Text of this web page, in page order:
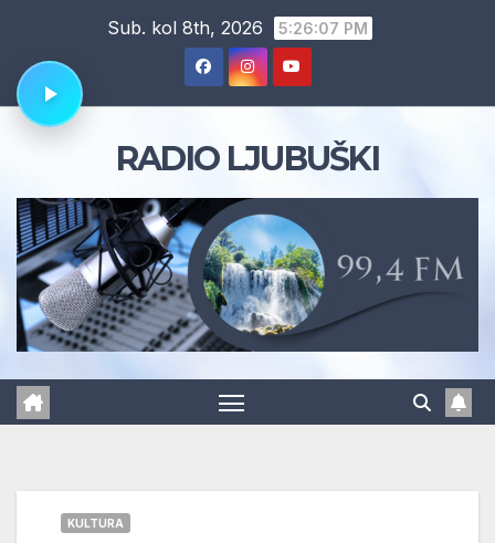
content
Sub. kol 8th, 2026 5:26:08 PM
RADIO LJUBUŠKI
KULTURA